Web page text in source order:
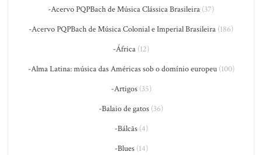
-Acervo PQPBach de Música Clássica Brasileira (37)
-Acervo PQPBach de Música Colonial e Imperial Brasileira (186)
-África (12)
-Alma Latina: música das Américas sob o domínio europeu(100)
-Artigos(35)
-Balaio de gatos (36)
-Bálcãs(4)
-Blues(14)